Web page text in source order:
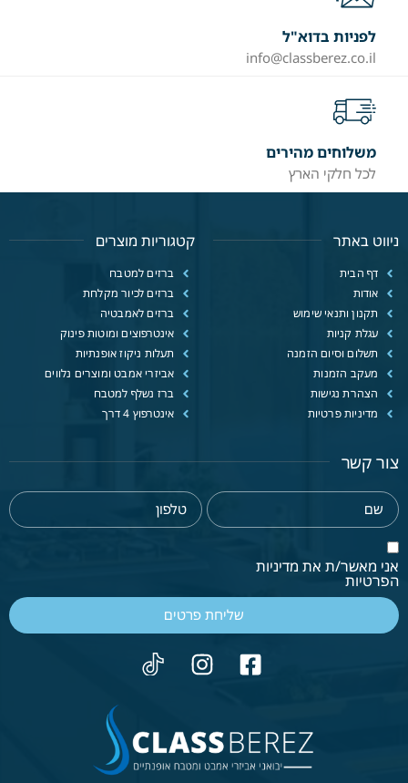
לפניות בדוא"ל
info@classberez.co.il
משלוחים מהירים
לכל חלקי הארץ
ניווט באתר
דף הבית
אודות
תקנון ותנאי שימוש
עגלת קניות
תשלום וסיום הזמנה
מעקב הזמנות
הצהרת נגישות
מדיניות פרטיות
קטגוריות מוצרים
ברזים למטבח
ברזים לכיור מקלחת
ברזים לאמבטיה
אינטרפוצים ומוטות פינוק
תעלות ניקוז אופנתיות
אביזרי אמבט ומוצרים נלווים
ברז נשלף למטבח
אינטרפוץ 4 דרך
צור קשר
אני מאשר/ת את מדיניות
הפרטיות
שליחת פרטים